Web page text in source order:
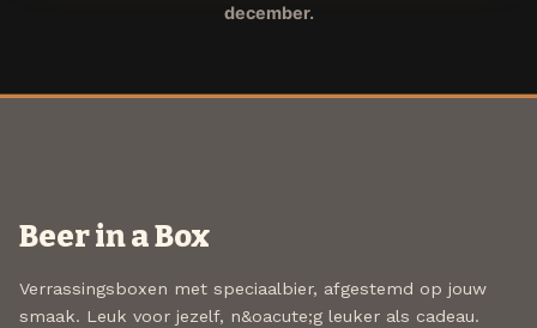
december.
Beer in a Box
Verrassingsboxen met speciaalbier, afgestemd op jouw
smaak. Leuk voor jezelf, n&oacute;g leuker als cadeau.